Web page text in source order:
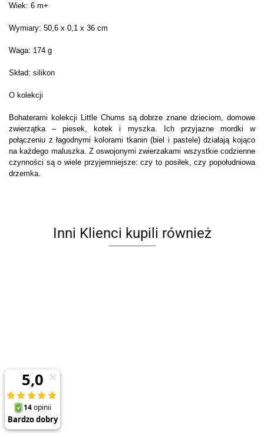
Wiek: 6 m+
Wymiary: 50,6 x 0,1 x 36 cm
Waga: 174 g
Skład: silikon
O kolekcji
Bohaterami kolekcji Little Chums są dobrze znane dzieciom, domowe
zwierzątka – piesek, kotek i myszka. Ich przyjazne mordki w
połączeniu z łagodnymi kolorami tkanin (biel i pastele) działają kojąco
na każdego maluszka. Z oswojonymi zwierzakami wszystkie codzienne
czynności są o wiele przyjemniejsze: czy to posiłek, czy popołudniowa
drzemka.
Inni Klienci kupili również